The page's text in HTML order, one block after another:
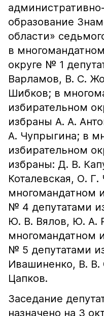
образование
области»
в
округе № 1
Варламов, В. С.
Шибков; в
избирательном
избраны А. А.
А. Чупрыгина; в
избирательном
избраны: Д. В.
Коталевская, О.
многомандатном
№ 4 депутатами
Ю. В. Вялов, Ю. А.
многомандатном
№ 5 депутатами
Ивашиненко, В.
Цапков.
Заседание
назначено на 3